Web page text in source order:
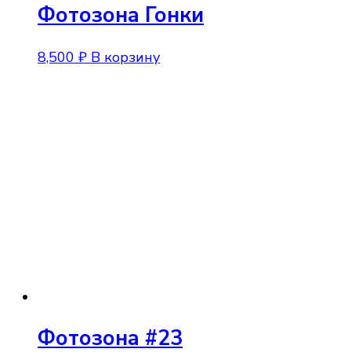
Фотозона Гонки
8,500 ₽ В корзину
Фотозона #23